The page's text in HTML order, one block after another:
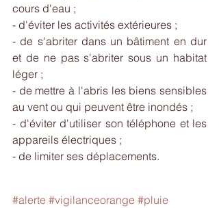
cours d'eau ;
- d'éviter les activités extérieures ;
- de s'abriter dans un bâtiment en dur
et de ne pas s'abriter sous un habitat
léger ;
- de mettre à l'abris les biens sensibles
au vent ou qui peuvent être inondés ;
- d'éviter d'utiliser son téléphone et les
appareils électriques ;
- de limiter ses déplacements.
#alerte #vigilanceorange #pluie